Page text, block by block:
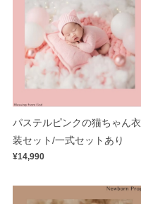
パステルピンクの猫ちゃん衣
装セット/一式セットあり
¥14,990